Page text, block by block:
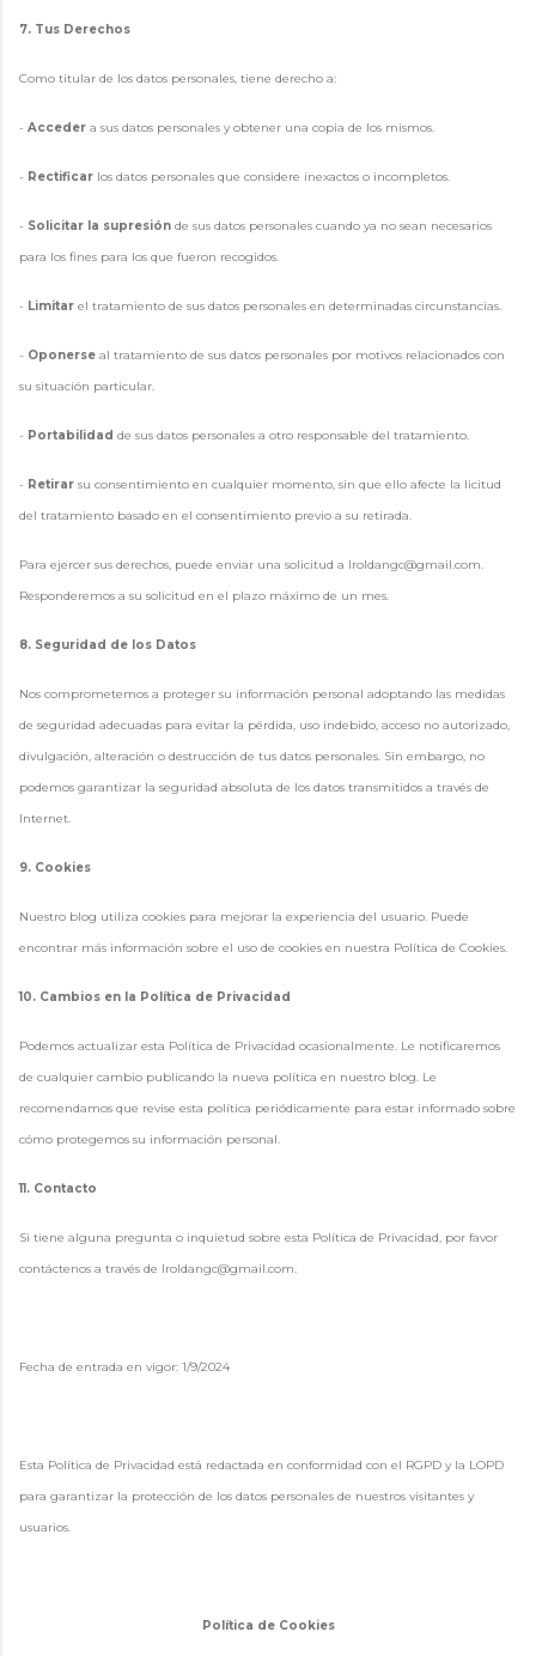
7. Tus Derechos
Como titular de los datos personales, tiene derecho a:
- Acceder a sus datos personales y obtener una copia de los mismos.
- Rectificar los datos personales que considere inexactos o incompletos.
- Solicitar la supresión de sus datos personales cuando ya no sean necesarios
para los fines para los que fueron recogidos.
- Limitar el tratamiento de sus datos personales en determinadas circunstancias.
- Oponerse al tratamiento de sus datos personales por motivos relacionados con
su situación particular.
- Portabilidad de sus datos personales a otro responsable del tratamiento.
- Retirar su consentimiento en cualquier momento, sin que ello afecte la licitud
del tratamiento basado en el consentimiento previo a su retirada.
Para ejercer sus derechos, puede enviar una solicitud a lroldangc@gmail.com.
Responderemos a su solicitud en el plazo máximo de un mes.
8. Seguridad de los Datos
Nos comprometemos a proteger su información personal adoptando las medidas
de seguridad adecuadas para evitar la pérdida, uso indebido, acceso no autorizado,
divulgación, alteración o destrucción de tus datos personales. Sin embargo, no
podemos garantizar la seguridad absoluta de los datos transmitidos a través de
Internet.
9. Cookies
Nuestro blog utiliza cookies para mejorar la experiencia del usuario. Puede
encontrar más información sobre el uso de cookies en nuestra Política de Cookies.
10. Cambios en la Política de Privacidad
Podemos actualizar esta Política de Privacidad ocasionalmente. Le notificaremos
de cualquier cambio publicando la nueva política en nuestro blog. Le
recomendamos que revise esta política periódicamente para estar informado sobre
cómo protegemos su información personal.
11. Contacto
Si tiene alguna pregunta o inquietud sobre esta Política de Privacidad, por favor
contáctenos a través de lroldangc@gmail.com.
Fecha de entrada en vigor: 1/9/2024
Esta Política de Privacidad está redactada en conformidad con el RGPD y la LOPD
para garantizar la protección de los datos personales de nuestros visitantes y
usuarios.
Política de Cookies